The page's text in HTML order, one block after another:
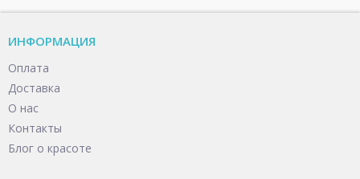
ИНФОРМАЦИЯ
Оплата
Доставка
О нас
Контакты
Блог о красоте